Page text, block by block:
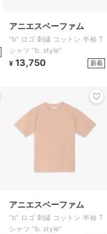
アニエスベーファム
”b” ロゴ 刺繍 コットン 半袖 T
シャツ ”b. style”
¥ 13,750 新着
アニエスベーファム
”b” ロゴ 刺繍 コットン 半袖 T
シャツ ”b. style”